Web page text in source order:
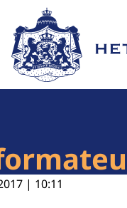
Naar de homepage
| 10:11